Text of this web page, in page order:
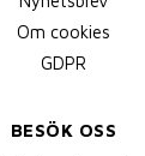
Om cookies
GDPR
BESÖK OSS